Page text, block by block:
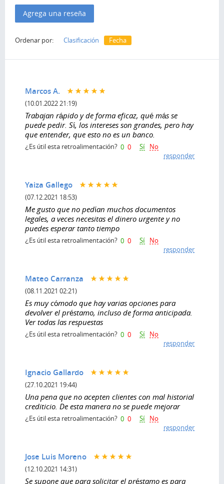
Agrega una reseña
Ordenar por: Clasificación Fecha
Marcos A.
(10.01.2022 21:19)
Trabajan rápido y de forma eficaz, qué más se
puede pedir. Sí, los intereses son grandes, pero hay
que entender, que esto no es un banco.
¿Es útil esta retroalimentación? 0 0 Sí No
responder
Yaiza Gallego
(07.12.2021 18:53)
Me gusto que no pedían muchos documentos
legales, a veces necesitas el dinero urgente y no
puedes esperar tanto tiempo
¿Es útil esta retroalimentación? 0 0 Sí No
responder
Mateo Carranza
(08.11.2021 02:21)
Es muy cómodo que hay varias opciones para
devolver el préstamo, incluso de forma anticipada.
Ver todas las respuestas
¿Es útil esta retroalimentación? 0 0 Sí No
responder
Ignacio Gallardo
(27.10.2021 19:44)
Una pena que no acepten clientes con mal historial
crediticio. De esta manera no se puede mejorar
¿Es útil esta retroalimentación? 0 0 Sí No
responder
Jose Luis Moreno
(12.10.2021 14:31)
Se supone que para solicitar el préstamo es para